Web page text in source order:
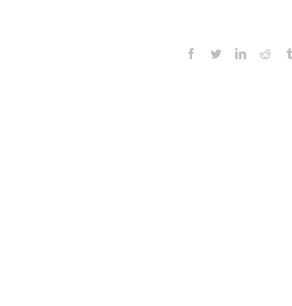
Facebook
TwitterLinkedIn